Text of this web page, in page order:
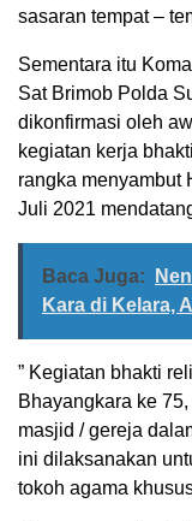
sasaran tempat –
Sementara itu
Sat Brimob Polda
dikonfirmasi oleh
kegiatan kerja
rangka menyambut
Juli 2021
Baca Juga:
Kara di Kelara,
” Kegiatan bhakti
Bhayangkara ke
masjid / gereja
ini dilaksanakan
tokoh agama